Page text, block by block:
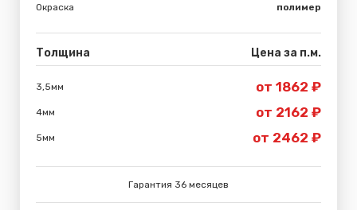
Окраска
полимер
Толщина Цена за п.м.
3,5мм от 1862 ₽
4мм от 2162 ₽
5мм от 2462 ₽
Гарантия 36 месяцев